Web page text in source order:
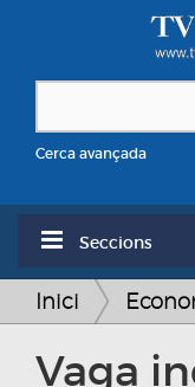
Cerca avançada
Seccions
Inici
Vaga